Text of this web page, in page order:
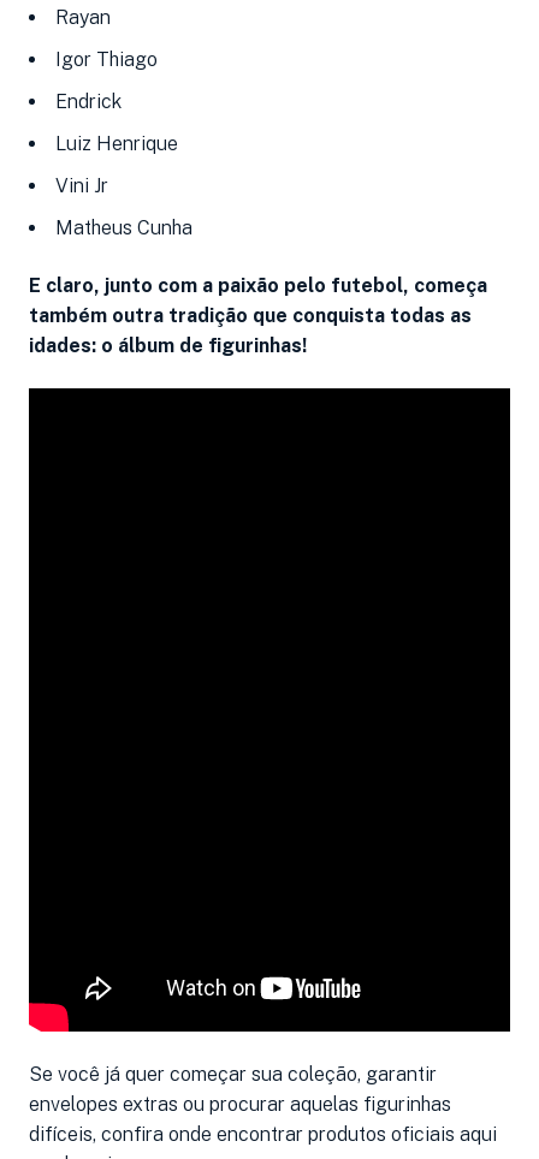
Rayan
Igor Thiago
Endrick
Luiz Henrique
Vini Jr
Matheus Cunha
E claro, junto com a paixão pelo futebol, começa
também outra tradição que conquista todas as
idades: o álbum de figurinhas!
Se você já quer começar sua coleção, garantir
envelopes extras ou procurar aquelas figurinhas
difíceis, confira onde encontrar produtos oficiais aqui